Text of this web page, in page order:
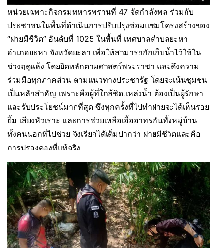
หน่วยเฉพาะกิจกรมทหารพรานที่ 47 จัดกำลังพล ร่วมกับ
ประชาชนในพื้นที่ดำเนินการปรับปรุงซ่อมแซมโครงสร้างของ
“ฝายมีชีวิต” อันดับที่ 1025 ในพื้นที่ เทศบาลตำบลยะหา
อำเภอยะหา จังหวัดยะลา เพื่อให้สามารถกักเก็บน้ำไว้ใช้ใน
ช่วงฤดูแล้ง โดยยึดหลักตามศาสตร์พระราชา และดึงความ
ร่วมมือทุกภาคส่วน ตามแนวทางประชารัฐ โดยจะเน้นชุมชน
เป็นหลักสำคัญ เพราะคือผู้ที่ใกล้ชิดแหล่งน้ำ ต้องเป็นผู้รักษา
และรับประโยชน์มากที่สุด ซึงทุกครั้งที่ไปทำฝายจะได้เห็นรอย
ยิ้ม เสียงหัวเราะ และการช่วยเหลือเอื้ออาทรกันทั้งหมู่บ้าน
ทั้งคนนอกที่ไปช่วย จึงเรียกได้เต็มปากว่า ฝายมีชีวิตและคือ
การปรองดองที่แท้จริง